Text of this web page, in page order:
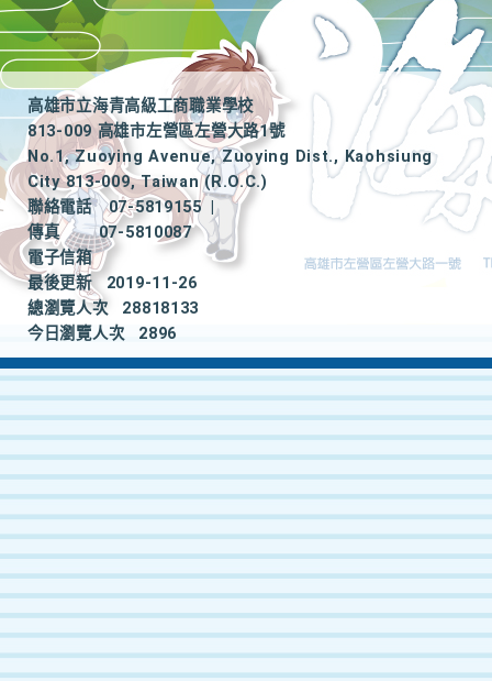
高雄市立海青高級工商職業學校
813-009 高雄市左營區左營大路1號
No.1, Zuoying Avenue, Zuoying Dist., Kaohsiung
City 813-009, Taiwan (R.O.C.)
聯絡電話
07-5819155
|
傳真
07-5810087
電子信箱
最後更新
2019-11-26
總瀏覽人次
28818133
今日瀏覽人次
2896